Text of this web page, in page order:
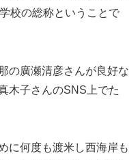
校の総称ということで
の廣瀬清彦さんが良好な
木子さんのSNS上でた
に何度も渡米し西海岸も